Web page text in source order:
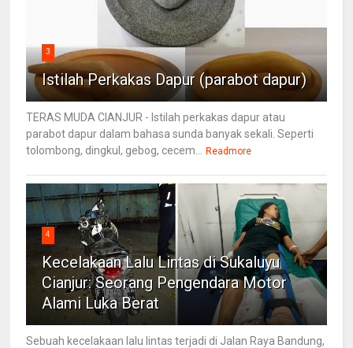
3
Istilah Perkakas Dapur (parabot dapur)
TERAS MUDA CIANJUR - Istilah perkakas dapur atau
parabot dapur dalam bahasa sunda banyak sekali. Seperti
tolombong, dingkul, gebog, cecem...
Readmore
4
Kecelakaan Lalu Lintas di Sukaluyu
Cianjur: Seorang Pengendara Motor
Alami Luka Berat
Sebuah kecelakaan lalu lintas terjadi di Jalan Raya Bandung,